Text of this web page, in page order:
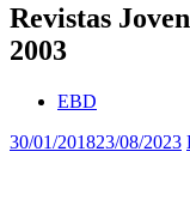
Revistas
2003
EBD
30/01/201823/08/2023